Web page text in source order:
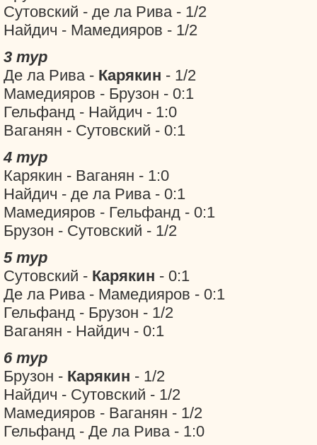
Сутовский - де ла Рива - 1/2
Найдич - Мамедияров - 1/2
3 тур
Де ла Рива - Карякин - 1/2
Мамедияров - Брузон - 0:1
Гельфанд - Найдич - 1:0
Ваганян - Сутовский - 0:1
4 тур
Карякин - Ваганян - 1:0
Найдич - де ла Рива - 0:1
Мамедияров - Гельфанд - 0:1
Брузон - Сутовский - 1/2
5 тур
Сутовский - Карякин - 0:1
Де ла Рива - Мамедияров - 0:1
Гельфанд - Брузон - 1/2
Ваганян - Найдич - 0:1
6 тур
Брузон - Карякин - 1/2
Найдич - Сутовский - 1/2
Мамедияров - Ваганян - 1/2
Гельфанд - Де ла Рива - 1:0